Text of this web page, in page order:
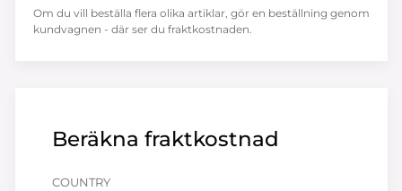
Beräkna fraktkostnad
COUNTRY
Om du vill beställa flera olika artiklar, gör en beställning genom
kundvagnen - där ser du fraktkostnaden.